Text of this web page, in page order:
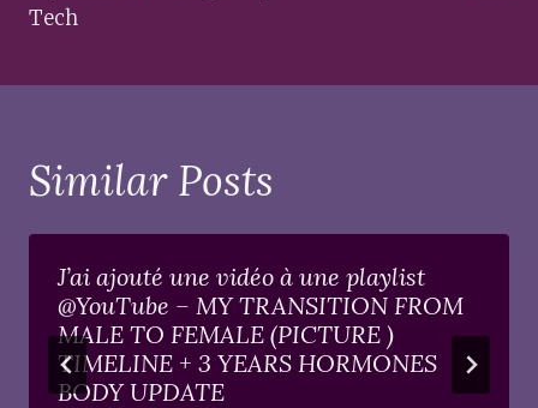
Tech
Similar Posts
J’ai ajouté une vidéo à une playlist
@YouTube – MY TRANSITION FROM
MALE TO FEMALE (PICTURE )
TIMELINE + 3 YEARS HORMONES
BODY UPDATE